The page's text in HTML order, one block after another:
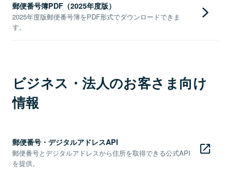
郵便番号簿PDF（2025年度版）
2025年度版郵便番号簿をPDF形式でダウンロードできま
す。
ビジネス・法人のお客さま向け
情報
郵便番号・デジタルアドレスAPI
郵便番号とデジタルアドレスから住所を取得できる公式API
を提供。